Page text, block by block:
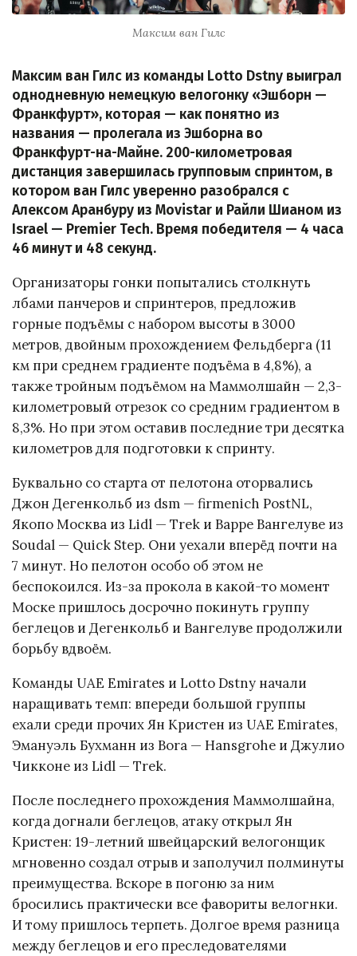
Максим ван Гилс
Максим ван Гилс из команды Lotto Dstny выиграл
однодневную немецкую велогонку «Эшборн —
Франкфурт», которая — как понятно из
названия — пролегала из Эшборна во
Франкфурт-на-Майне. 200-километровая
дистанция завершилась групповым спринтом, в
котором ван Гилс уверенно разобрался с
Алексом Аранбуру из Movistar и Райли Шианом из
Israel — Premier Tech. Время победителя — 4 часа
46 минут и 48 секунд.
Организаторы гонки попытались столкнуть
лбами панчеров и спринтеров, предложив
горные подъёмы с набором высоты в 3000
метров, двойным прохождением Фельдберга (11
км при среднем градиенте подъёма в 4,8%), а
также тройным подъёмом на Маммолшайн — 2,3-
километровый отрезок со средним градиентом в
8,3%. Но при этом оставив последние три десятка
километров для подготовки к спринту.
Буквально со старта от пелотона оторвались
Джон Дегенкольб из dsm — firmenich PostNL,
Якопо Москва из Lidl — Trek и Варре Вангелуве из
Soudal — Quick Step. Они уехали вперёд почти на
7 минут. Но пелотон особо об этом не
беспокоился. Из-за прокола в какой-то момент
Моске пришлось досрочно покинуть группу
беглецов и Дегенкольб и Вангелуве продолжили
борьбу вдвоём.
Команды UAE Emirates и Lotto Dstny начали
наращивать темп: впереди большой группы
ехали среди прочих Ян Кристен из UAE Emirates,
Эмануэль Бухманн из Bora — Hansgrohe и Джулио
Чикконе из Lidl — Trek.
После последнего прохождения Маммолшайна,
когда догнали беглецов, атаку открыл Ян
Кристен: 19-летний швейцарский велогонщик
мгновенно создал отрыв и заполучил полминуты
преимущества. Вскоре в погоню за ним
бросились практически все фавориты велогнки.
И тому пришлось терпеть. Долгое время разница
между беглецов и его преследователями